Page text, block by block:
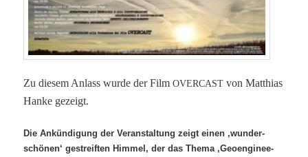
Zu die­sem Anlass wur­de der FilmOVERCAST von Mat­thi­as
Han­ke gezeigt.
Die Ankün­di­gung der Ver­an­stal­tung zeigteinen ‚wun­der­
schö­nen‘ gestreif­ten Him­mel, der das The­ma ‚Geo­en­gi­nee­